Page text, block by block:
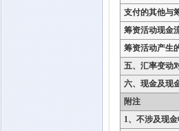
支付的其他与
筹资活动现金
筹资活动产生
五、汇率变动
六、现金及现
附注
1、不涉及现